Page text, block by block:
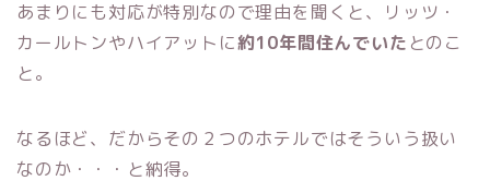
あまりにも対応が特別なので理由を聞くと、リッツ・
カールトンやハイアットに約10年間住んでいた とのこ
と。
なるほど、だからその２つのホテルではそういう扱い
なのか・・・と納得。